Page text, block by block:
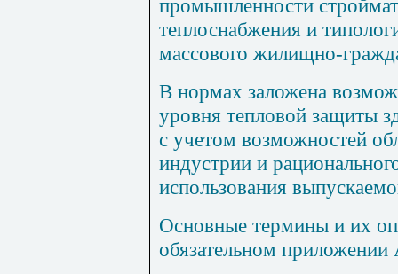
промышленности
теплоснабжения и
массового жилищно-
В нормах заложена
уровня тепловой защиты
с учетом возможностей
индустрии и
использования
Основные термины и их
обязательном приложении